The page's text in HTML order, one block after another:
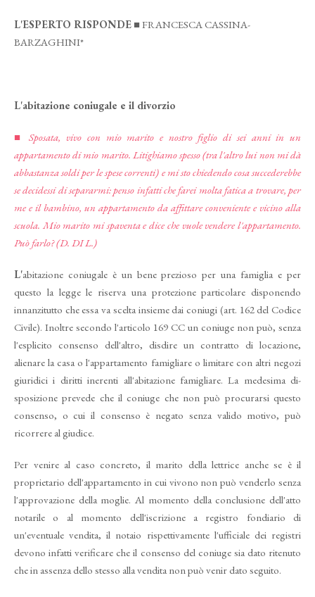
L'ESPERTO RISPONDE ■FRANCESCA CASSINA-
BARZAGHINI*
L'abitazione coniugale e il divorzio
■
Sposata, vivo con mio marito e nostro figlio di sei anni in un
appartamento di mio marito. Liti­ghiamo spesso (tra l'altro lui non mi dà
abbastanza soldi per le spese corren­ti) e mi sto chieden­do cosa succede­rebbe
se decidessi di separarmi: penso infatti che farei molta fatica a trovare, per
me e il bambino, un appartamento da affittare conveniente e vicino alla
scuola. Mio marito mi spaventa e dice che vuole vendere l'appartamento.
Può farlo?(D. DI L.)
L'abitazione coniugale è un bene prezioso per una fa­miglia e per
questo la legge le riserva una protezione particolare disponendo
innanzitutto che essa va scelta insieme dai coniugi (art. 162 del Codice
Civile). Inoltre se­condo l'articolo 169 CC un coniuge non può, senza
l'esplicito consenso dell'altro, disdire un contratto di loca­zione,
alienare la casa o l'apparta­mento famigliare o limitare con altri negozi
giuridici i diritti inerenti all'a­bitazione famigliare. La medesima di­
sposizione prevede che il coniuge che non può procurarsi questo
consenso, o cui il consenso è negato senza valido motivo, può
ricorrere al giudice.
Per venire al caso concreto, il marito della lettrice anche se è il
proprietario dell'appartamento in cui vivono non può venderlo senza
l'approvazione della moglie. Al momento della con­clusione dell'atto
notarile o al momen­to dell'iscrizione a registro fondiario di
un'eventuale vendita, il notaio rispet­tivamente l'ufficiale dei registri
devo­no infatti verificare che il consenso del coniuge sia dato ritenuto
che in assen­za dello stesso alla vendita non può venir dato seguito.